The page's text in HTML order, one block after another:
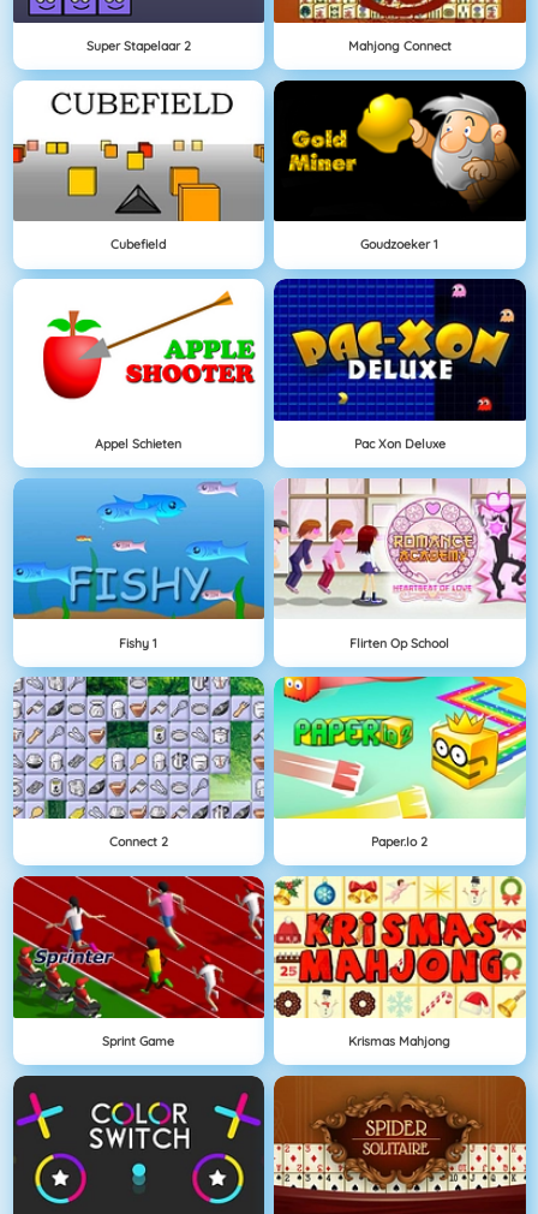
Super Stapelaar 2 Mahjong Connect
Cubefield Goudzoeker 1
Appel Schieten Pac Xon Deluxe
Fishy 1 Flirten Op School
Connect 2 Paper.io 2
Sprint Game Krismas Mahjong